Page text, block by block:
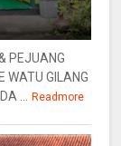
PEJUANG
WATU GILANG
... Readmore